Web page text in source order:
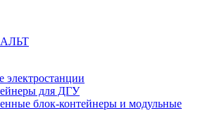
электростанции
для ДГУ
блок-контейнеры и модульные